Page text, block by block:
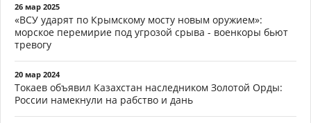
26 мар 2025
«ВСУ ударят по Крымскому мосту новым оружием»:
морское перемирие под угрозой срыва - военкоры бьют
тревогу
20 мар 2024
Токаев объявил Казахстан наследником Золотой Орды:
России намекнули на рабство и дань